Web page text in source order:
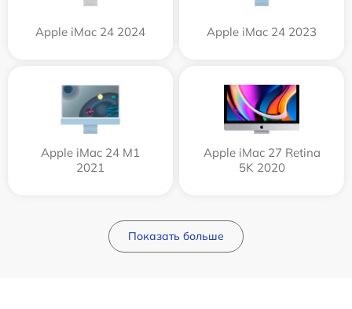
Apple iMac 24 2024 Apple iMac 24 2023
Apple iMac 24 M1
2021
Apple iMac 27 Retina
5K 2020
Показать больше